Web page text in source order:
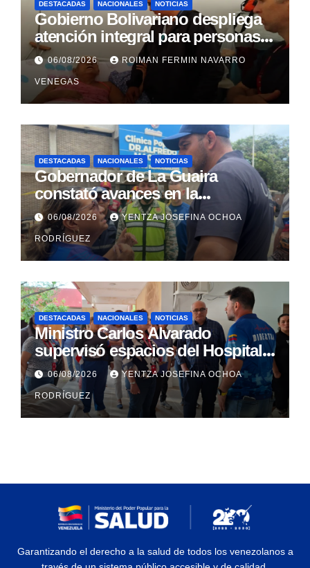
DESTACADAS NACIONALES NOTICIAS
Gobierno Bolivariano despliega
atención integral para personas
con discapacidad en
campamentos de La Guaira
06/08/2026 ROIMAN FERMIN NAVARRO
VENEGAS
DESTACADAS NACIONALES NOTICIAS
Gobernador de La Guaira
constató avances en la
rehabilitación del Hospitalito de
Catia la Mar
06/08/2026 YENTZA JOSEFINA OCHOA
RODRÍGUEZ
DESTACADAS NACIONALES NOTICIAS
Ministro Carlos Alvarado
supervisó espacios del Hospital
Dermatológico Dr. Martín Vegas
en La Guaira
06/08/2026 YENTZA JOSEFINA OCHOA
RODRÍGUEZ
Garantizando el derecho a la salud de todos los venezolanos a